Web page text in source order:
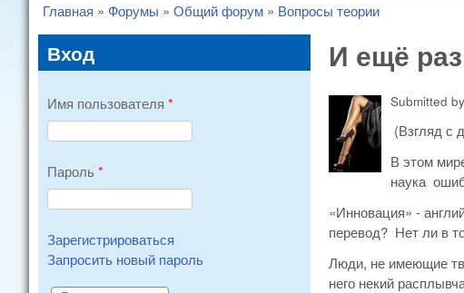
You are here
Главная » Форумы » Общий форум » Вопросы теории
И ещё
Submitted by
(Взгляд с
В этом
наука
«Инновация» -
перевод? Нет ли в
Люди, не имеющие
него некий
Вход
Имя пользователя *
Пароль *
Зарегистрироваться
Запросить новый пароль